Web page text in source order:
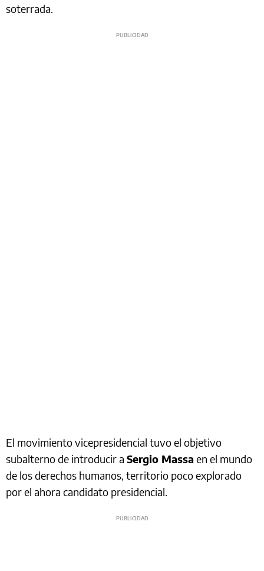
soterrada.
El movimiento vicepresidencial tuvo el objetivo
subalterno de introducir a Sergio Massa en el mundo
de los derechos humanos, territorio poco explorado
por el ahora candidato presidencial.